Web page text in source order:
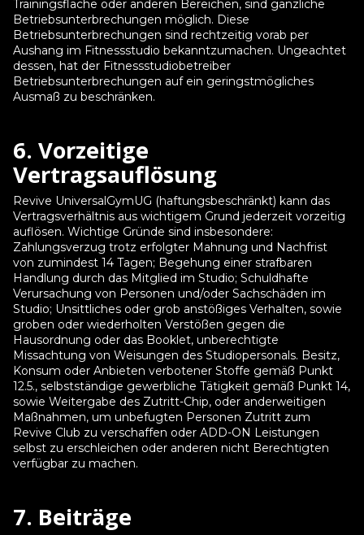
Trainingsfläche oder anderen Bereichen, sind gänzliche
Betriebsunterbrechungen möglich. Diese
Betriebsunterbrechungen sind rechtzeitig vorab per
Aushang im Fitnessstudio bekanntzumachen. Ungeachtet
dessen, hat der Fitnessstudiobetreiber
Betriebsunterbrechungen auf ein geringstmögliches
Ausmaß zu beschränken.
6. Vorzeitige
Vertragsauflösung
Revive UniversalGymUG (haftungsbeschränkt) kann das
Vertragsverhältnis aus wichtigem Grund jederzeit vorzeitig
auflösen. Wichtige Gründe sind insbesondere:
Zahlungsverzug trotz erfolgter Mahnung und Nachfrist
von zumindest 14 Tagen; Begehung einer strafbaren
Handlung durch das Mitglied im Studio; Schuldhafte
Verursachung von Personen und/oder Sachschäden im
Studio; Unsittliches oder grob anstößiges Verhalten, sowie
groben oder wiederholten Verstößen gegen die
Hausordnung oder das Booklet, unberechtigte
Missachtung von Weisungen des Studiopersonals. Besitz,
Konsum oder Anbieten verbotener Stoffe gemäß Punkt
12.5., selbstständige gewerbliche Tätigkeit gemäß Punkt 14,
sowie Weitergabe des Zutritt-Chip, oder anderweitigen
Maßnahmen, um unbefugten Personen Zutritt zum
Revive Club zu verschaffen oder ADD-ON Leistungen
selbst zu erschleichen oder anderen nicht Berechtigten
verfügbar zu machen.
7. Beiträge